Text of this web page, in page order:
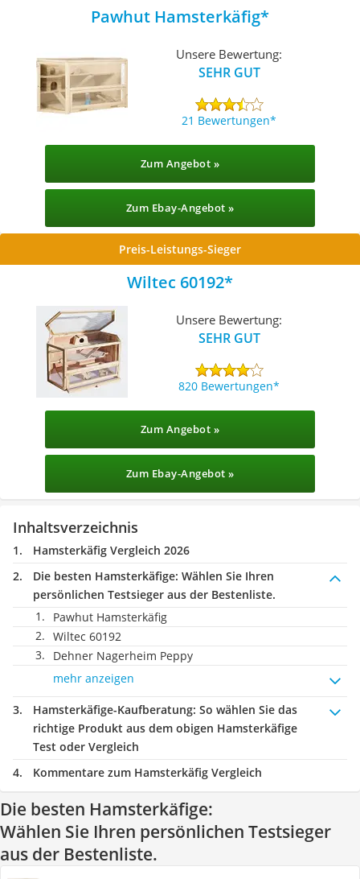
Pawhut Hamsterkäfig
Unsere Bewertung:
SEHR GUT
21 Bewertungen
Zum Angebot »
Zum Ebay-Angebot »
Preis-Leistungs-Sieger
Wiltec 60192
Unsere Bewertung:
SEHR GUT
820 Bewertungen
Zum Angebot »
Zum Ebay-Angebot »
Inhaltsverzeichnis
Hamsterkäfig Vergleich 2026
Die besten Hamsterkäfige: Wählen Sie Ihren
persönlichen Testsieger aus der Bestenliste.
Pawhut Hamsterkäfig
Wiltec 60192
Dehner Nagerheim Peppy
mehr anzeigen
Hamsterkäfige-Kaufberatung: So wählen Sie das
richtige Produkt aus dem obigen Hamsterkäfige
Test oder Vergleich
Kommentare zum Hamsterkäfig Vergleich
Die besten Hamsterkäfige:
Wählen Sie Ihren persönlichen Testsieger
aus der Bestenliste.